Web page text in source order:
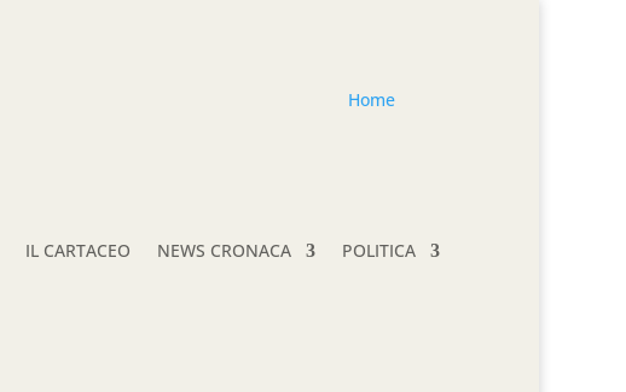
Home
IL CARTACEO NEWS CRONACA POLITICA